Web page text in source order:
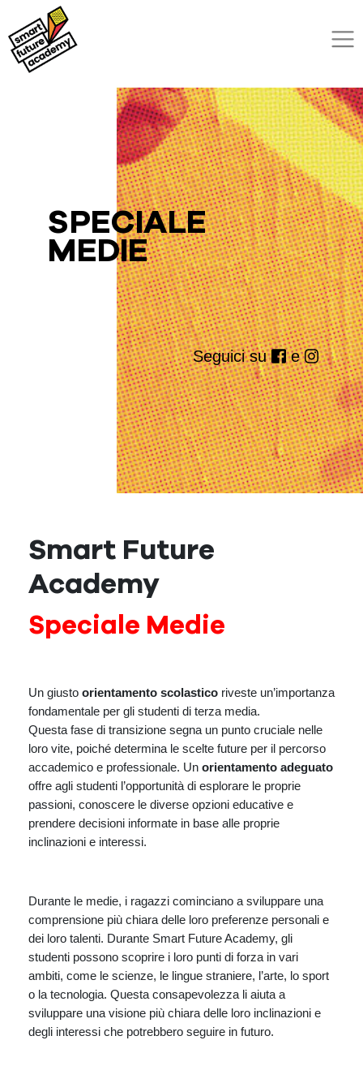
SPECIALE
MEDIE
Seguici su e
Smart Future
Academy
Speciale Medie
Un giusto orientamento scolastico riveste un’importanza
fondamentale per gli studenti di terza media.
Questa fase di transizione segna un punto cruciale nelle
loro vite, poiché determina le scelte future per il percorso
accademico e professionale. Un orientamento adeguato
offre agli studenti l’opportunità di esplorare le proprie
passioni, conoscere le diverse opzioni educative e
prendere decisioni informate in base alle proprie
inclinazioni e interessi.
Durante le medie, i ragazzi cominciano a sviluppare una
comprensione più chiara delle loro preferenze personali e
dei loro talenti. Durante Smart Future Academy, gli
studenti possono scoprire i loro punti di forza in vari
ambiti, come le scienze, le lingue straniere, l’arte, lo sport
o la tecnologia. Questa consapevolezza li aiuta a
sviluppare una visione più chiara delle loro inclinazioni e
degli interessi che potrebbero seguire in futuro.